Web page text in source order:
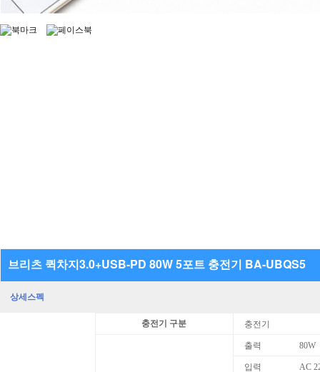
브리츠 퀵차지3.0+USB-PD 80W 5포트 충전기 BA-UBQS5
상세스펙
충전기 구분 충전기
출력 80W
입력 AC